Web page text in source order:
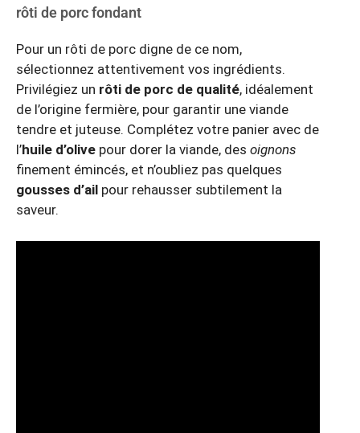
rôti de porc fondant
Pour un rôti de porc digne de ce nom,
sélectionnez attentivement vos ingrédients.
Privilégiez un rôti de porc de qualité, idéalement
de l’origine fermière, pour garantir une viande
tendre et juteuse. Complétez votre panier avec de
l’huile d’olive pour dorer la viande, des oignons
finement émincés, et n’oubliez pas quelques
gousses d’ail pour rehausser subtilement la
saveur.